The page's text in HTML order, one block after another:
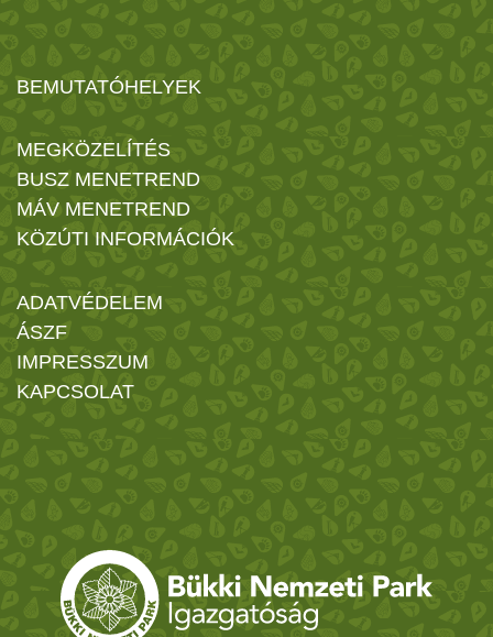
BEMUTATÓHELYEK
MEGKÖZELÍTÉS
BUSZ MENETREND
MÁV MENETREND
KÖZÚTI INFORMÁCIÓK
ADATVÉDELEM
ÁSZF
IMPRESSZUM
KAPCSOLAT